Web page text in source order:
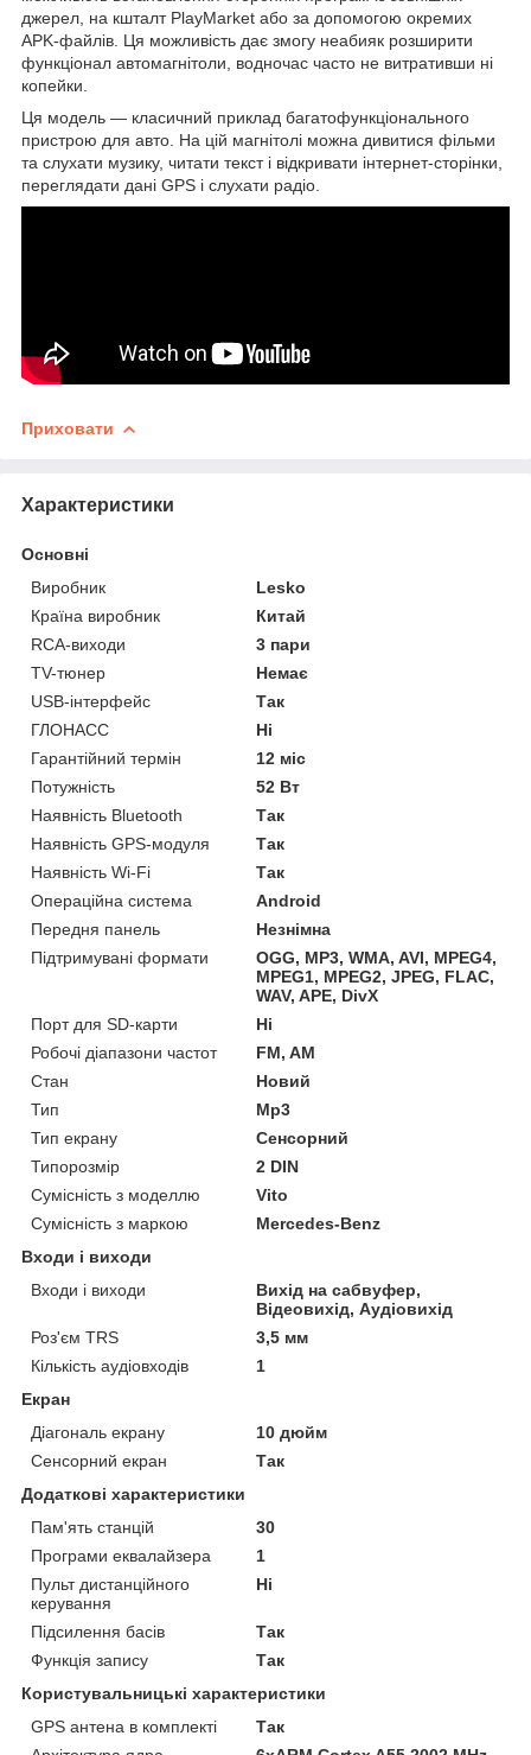
джерел, на кшталт PlayMarket або за допомогою окремих
APK-файлів. Ця можливість дає змогу неабияк розширити
функціонал автомагнітоли, водночас часто не витративши ні
копейки.
Ця модель — класичний приклад багатофункціонального
пристрою для авто. На цій магнітолі можна дивитися фільми
та слухати музику, читати текст і відкривати інтернет-сторінки,
переглядати дані GPS і слухати радіо.
Приховати
Характеристики
Основні
Виробник
Lesko
Країна виробник
Китай
RCA-виходи
3 пари
TV-тюнер
Немає
USB-інтерфейс
Так
ГЛОНАСС
Ні
Гарантійний термін
12 міс
Потужність
52 Вт
Наявність Bluetooth
Так
Наявність GPS-модуля
Так
Наявність Wi-Fi
Так
Операційна система
Android
Передня панель
Незнімна
Підтримувані формати
OGG, MP3, WMA, AVI, MPEG4,
MPEG1, MPEG2, JPEG, FLAC,
WAV, APE, DivX
Порт для SD-карти
Ні
Робочі діапазони частот
FM, AM
Стан
Новий
Тип
Mp3
Тип екрану
Сенсорний
Типорозмір
2 DIN
Сумісність з моделлю
Vito
Сумісність з маркою
Mercedes-Benz
Входи і виходи
Входи і виходи
Вихід на сабвуфер,
Відеовихід, Аудіовихід
Роз'єм TRS
3,5 мм
Кількість аудіовходів
1
Екран
Діагональ екрану
10 дюйм
Сенсорний екран
Так
Додаткові характеристики
Пам'ять станцій
30
Програми еквалайзера
1
Пульт дистанційного
керування
Ні
Підсилення басів
Так
Функція запису
Так
Користувальницькі характеристики
GPS антена в комплекті
Так